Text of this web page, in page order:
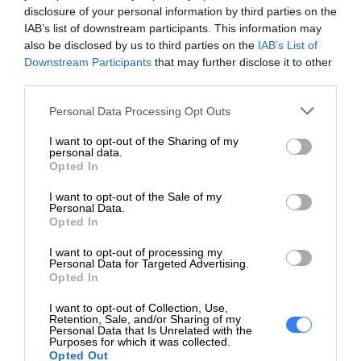
disclosure of your personal information by third parties on the
IAB’s list of downstream participants. This information may
also be disclosed by us to third parties on the IAB’s List of
Downstream Participants that may further disclose it to other
Personal Data Processing Opt Outs
I want to opt-out of the Sharing of my
personal data.
Opted In
I want to opt-out of the Sale of my
Personal Data.
Opted In
I want to opt-out of processing my
Personal Data for Targeted Advertising.
Opted In
I want to opt-out of Collection, Use,
Retention, Sale, and/or Sharing of my
Personal Data that Is Unrelated with the
Purposes for which it was collected.
Opted Out
przez długi czas.
HP stawia na jakość i zabezpieczenia swoich
produktów. Tusze HP zostały opracowane w taki
uszkodzeń mechanicznych i zapychania dysz.
Aby zapewnić optymalne działanie drukarki, zaleca się
stosowanie oryginalnych tuszy HP. Oryginalne tusze są
testowane i dostosowane do konkretnych modeli
drukarek, co gwarantuje ich kompatybilność,
działaniem urządzenia.
Tusze HP są niezbędnym elementem procesu
drukowania w drukarkach atramentowych. Oryginalne
tusze HP oferują wysoką jakość wydruków, trwałość
Nazwa:
Replacement Kit
Opis:
HP 729 - Oryginał -
DesignJet - zestaw
zamienny głowicy
T730, T830
EAN:
producenta:
12 miesięcy w serwisie
Typ materiału
eksploatacyjnego:
Zestaw zamienny głowicy
Technologia
druku:
Atramentowa